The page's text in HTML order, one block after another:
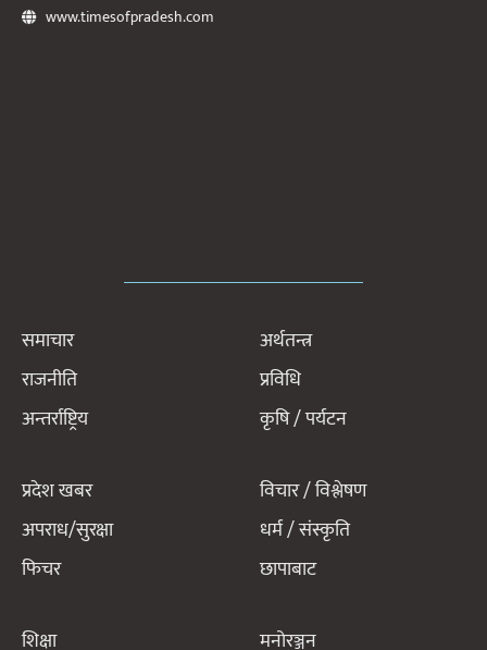
www.timesofpradesh.com
समाचार
राजनीति
अन्तर्राष्ट्रिय
अर्थतन्त्र
प्रविधि
कृषि / पर्यटन
प्रदेश खबर
अपराध/सुरक्षा
फिचर
विचार / विश्लेषण
धर्म / संस्कृति
छापाबाट
शिक्षा मनोरञ्जन